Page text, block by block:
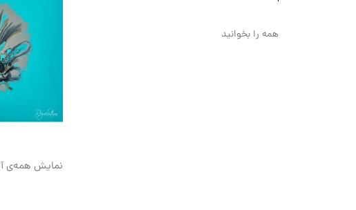
همه را بخوانید
نمایش همه‌ی